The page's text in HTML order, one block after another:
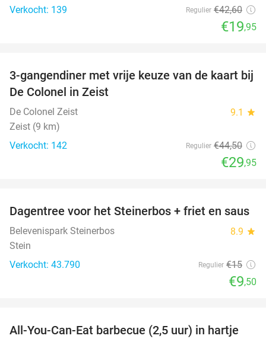
Verkocht: 139
Regulier €42,60
€19,95
33%
3-gangendiner met vrije keuze van de kaart bij
De Colonel in Zeist
De Colonel Zeist 9.1 star
Zeist (9 km)
Verkocht: 142
Regulier €44,50
€29,95
37%
Dagentree voor het Steinerbos + friet en saus
Belevenispark Steinerbos 8.9 star
Stein
Verkocht: 43.790
Regulier €15
€9,50
25%
All-You-Can-Eat barbecue (2,5 uur) in hartje